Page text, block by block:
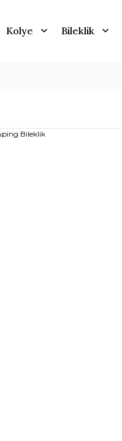
Kolye Bileklik